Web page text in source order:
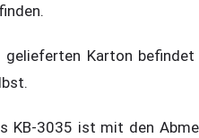
gelieferten Karton
KB-3035 ist mit den